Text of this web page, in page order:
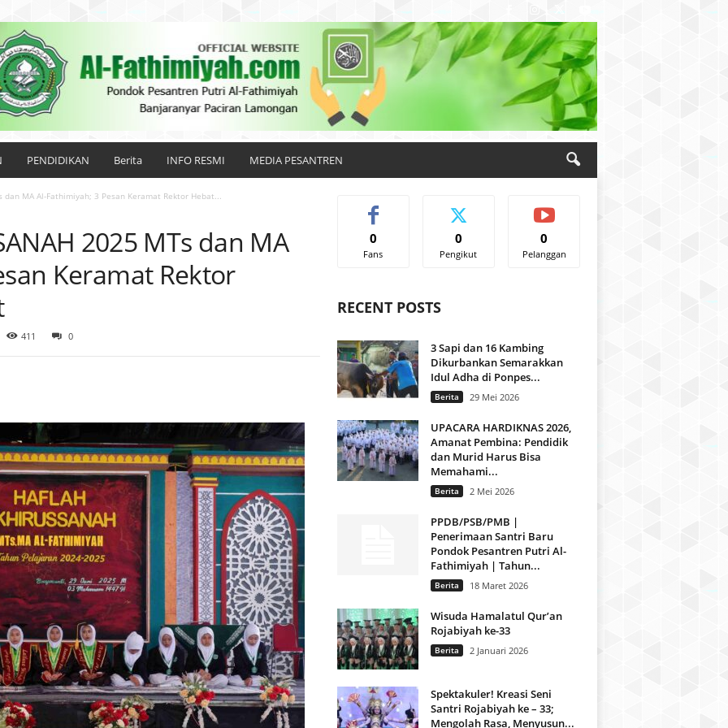
PENDIDIKAN Berita INFO RESMI MEDIA PESANTREN
dan MA Al-Fathimiyah; 3 Pesan Keramat Rektor Hebat...
2025 MTs dan MA
Keramat Rektor
411 0
0
Fans
0
Pengikut
0
Pelanggan
RECENT POSTS
3 Sapi dan 16 Kambing
Dikurbankan Semarakkan
Idul Adha di Ponpes...
Berita 29 Mei 2026
UPACARA HARDIKNAS 2026,
Amanat Pembina: Pendidik
dan Murid Harus Bisa
Memahami...
Berita 2 Mei 2026
PPDB/PSB/PMB |
Penerimaan Santri Baru
Pondok Pesantren Putri Al-
Fathimiyah | Tahun...
Berita 18 Maret 2026
Wisuda Hamalatul Qur’an
Rojabiyah ke-33
Berita 2 Januari 2026
Spektakuler! Kreasi Seni
Santri Rojabiyah ke – 33;
Mengolah Rasa, Menyusun...